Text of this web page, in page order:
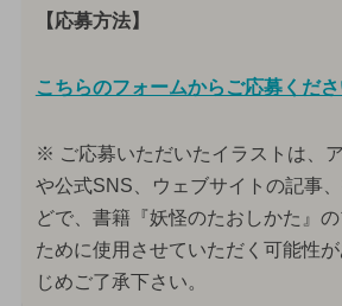
【応募方法】
こちらのフォームからご応募くだ
※ ご応募いただいたイラストは、
や公式SNS、ウェブサイトの記事
どで、書籍『妖怪のたおしかた』
ために使用させていただく可能性
じめご了承下さい。